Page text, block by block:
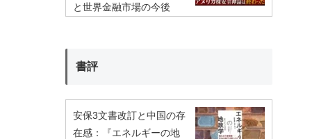
と世界金融市場の今後
書評
安保3文書改訂と中国の存
在感：『エネルギーの地